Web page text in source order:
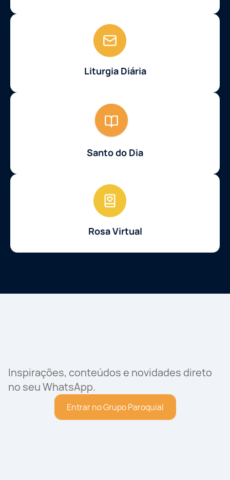
Liturgia Diária
Santo do Dia
Rosa Virtual
Inspirações, conteúdos e novidades direto
no seu WhatsApp.
Entrar no Grupo Paroquial